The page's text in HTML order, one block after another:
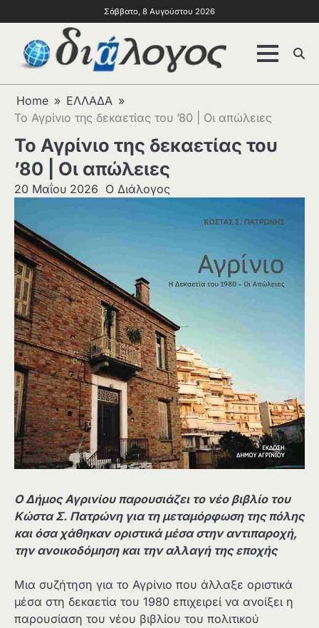
Σάββατο, 8 Αυγούστου 2026
Home
ΕΛΛΑΔΑ
Το Αγρίνιο της δεκαετίας του ’80 | Οι απώλειες
Το Αγρίνιο της δεκαετίας του
’80 | Οι απώλειες
20 Μαΐου 2026 Ο Διάλογος
Ο Δήμος Αγρινίου παρουσιάζει το νέο βιβλίο του
Κώστα Σ. Πατρώνη για τη μεταμόρφωση της πόλης
και όσα χάθηκαν οριστικά μέσα στην αντιπαροχή,
την ανοικοδόμηση και την αλλαγή της εποχής
Μια συζήτηση για το Αγρίνιο που άλλαξε οριστικά
μέσα στη δεκαετία του 1980 επιχειρεί να ανοίξει η
παρουσίαση του νέου βιβλίου του πολιτικού